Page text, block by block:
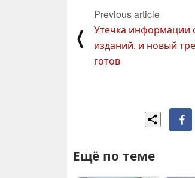
⟨
Previous article
Утечка информации
изданий, и новый
готов
Ещё по теме